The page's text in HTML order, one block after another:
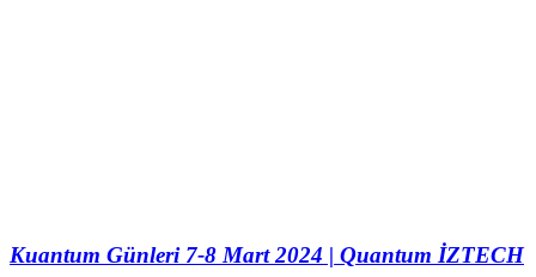
Kuantum Günleri 7-8 Mart 2024 | Quantum İZTECH